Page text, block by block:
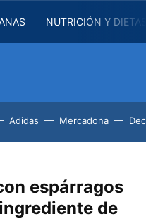
NUTRICIÓN Y
Adidas Mercadona
espárragos
de